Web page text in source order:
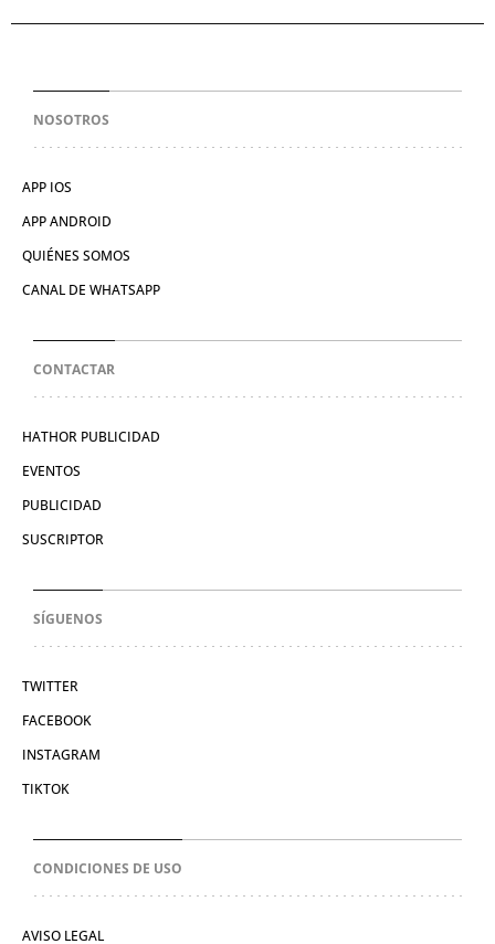
NOSOTROS
APP IOS
APP ANDROID
QUIÉNES SOMOS
CANAL DE WHATSAPP
CONTACTAR
HATHOR PUBLICIDAD
EVENTOS
PUBLICIDAD
SUSCRIPTOR
SÍGUENOS
TWITTER
FACEBOOK
INSTAGRAM
TIKTOK
CONDICIONES DE USO
AVISO LEGAL